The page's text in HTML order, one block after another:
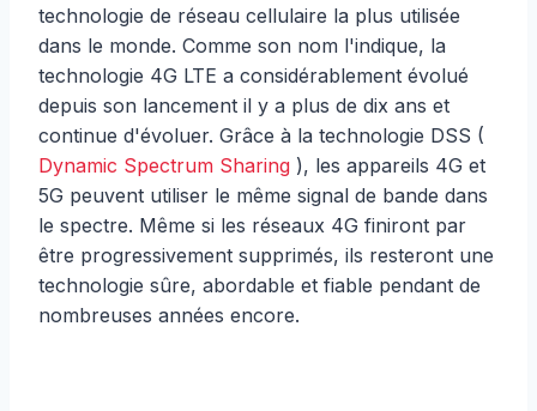
technologie de réseau cellulaire la plus utilisée
dans le monde. Comme son nom l'indique, la
technologie 4G LTE a considérablement évolué
depuis son lancement il y a plus de dix ans et
continue d'évoluer. Grâce à la technologie DSS (
Dynamic Spectrum Sharing ), les appareils 4G et
5G peuvent utiliser le même signal de bande dans
le spectre. Même si les réseaux 4G finiront par
être progressivement supprimés, ils resteront une
technologie sûre, abordable et fiable pendant de
nombreuses années encore.